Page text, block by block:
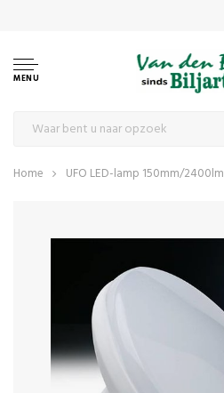
MENU
Home UFO LED-lamp 150mm/2400lm